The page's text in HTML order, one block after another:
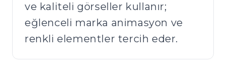
ve kaliteli görseller kullanır;
eğlenceli marka animasyon ve
renkli elementler tercih eder.